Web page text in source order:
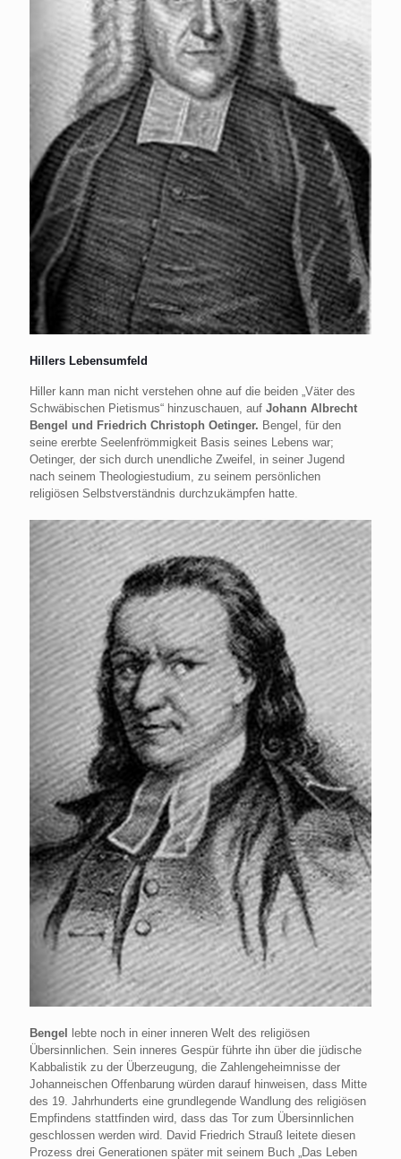
Hillers Lebensumfeld
Hiller kann man nicht verstehen ohne auf die beiden „Väter des
Schwäbischen Pietismus“ hinzuschauen, auf Johann Albrecht
Bengel und Friedrich Christoph Oetinger. Bengel, für den
seine ererbte Seelenfrömmigkeit Basis seines Lebens war;
Oetinger, der sich durch unendliche Zweifel, in seiner Jugend
nach seinem Theologiestudium, zu seinem persönlichen
religiösen Selbstverständnis durchzukämpfen hatte.
Bengel
lebte noch in einer inneren Welt des religiösen
Übersinnlichen. Sein inneres Gespür führte ihn über die jüdische
Kabbalistik zu der Überzeugung, die Zahlengeheimnisse der
Johanneischen Offenbarung würden darauf hinweisen, dass Mitte
des 19. Jahrhunderts eine grundlegende Wandlung des religiösen
Empfindens stattfinden wird, dass das Tor zum Übersinnlichen
geschlossen werden wird. David Friedrich Strauß leitete diesen
Prozess drei Generationen später mit seinem Buch „Das Leben